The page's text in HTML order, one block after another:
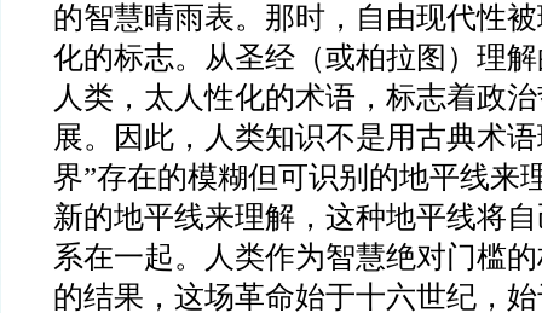
的智慧晴雨表。那时，自由现代性
化的标志。从圣经（或柏拉图）理
人类，太人性化的术语，标志着政
展。因此，人类知识不是用古典术
界”存在的模糊但可识别的地平线来
新的地平线来理解，这种地平线将
系在一起。人类作为智慧绝对门槛
的结果，这场革命始于十六世纪，